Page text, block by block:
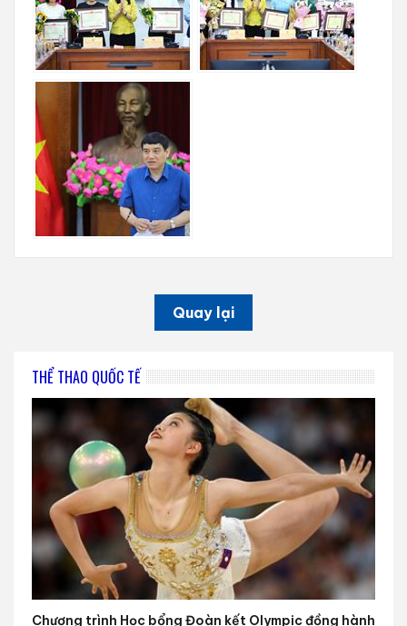
Quay lại
THỂ THAO QUỐC TẾ
Chương trình Học bổng Đoàn kết Olympic đồng hành